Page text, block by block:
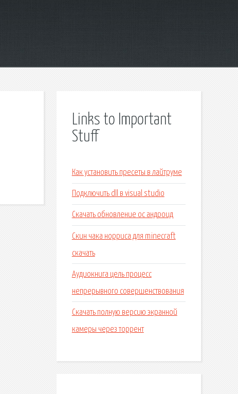
Links to Important
Stuff
Как установить пресеты в лайтруме
Подключить dll в visual studio
Скачать обновление ос андроид
Скин чака норриса для minecraft
скачать
Аудиокнига цель процесс
непрерывного совершенствования
Скачать полную версию экранной
камеры через торрент